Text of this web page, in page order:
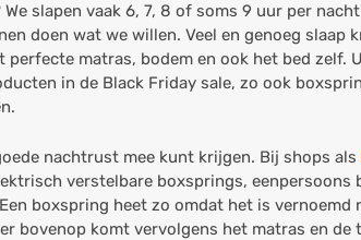
slapen vaak 6, 7, 8 of soms 9 uur per
doen wat we willen. Veel en genoeg
matras, bodem en ook het bed
in de Black Friday sale, zo ook
nachtrust mee kunt krijgen. Bij shops als
verstelbare boxsprings,
boxspring heet zo omdat het is
bovenop komt vervolgens het matras en